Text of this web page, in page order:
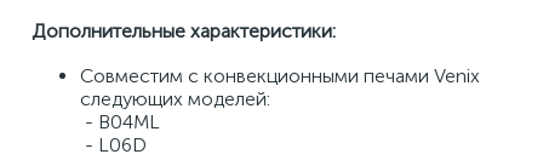
Дополнительные характеристики:
Совместим с конвекционными печами Venix
следующих моделей:
- B04ML
- L06D